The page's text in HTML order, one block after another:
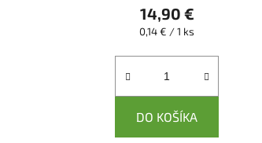
14,90 €
Jednotková
0,14 € / 1 ks
DO KOŠÍKA